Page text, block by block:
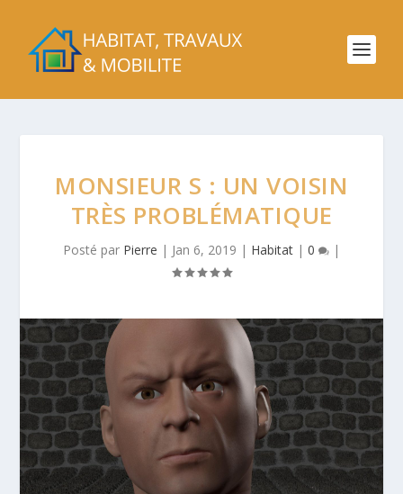
MONSIEUR S : UN VOISIN
TRÈS PROBLÉMATIQUE
Posté par Pierre | Jan 6, 2019 | Habitat | 0 |